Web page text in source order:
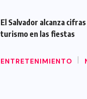
El Salvador alcanza
turismo en las fiestas
ENTRETENIMIENTO